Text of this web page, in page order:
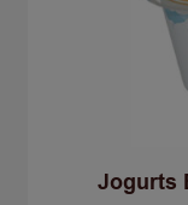
Jogurts